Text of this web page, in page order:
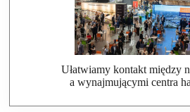
Ułatwiamy kontakt między
a wynajmującymi centra